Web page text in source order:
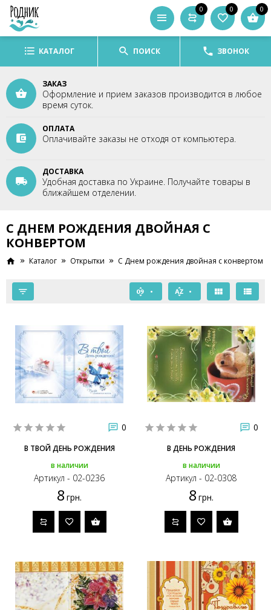
0 0 0
КАТАЛОГ ПОИСК ЗВОНОК
ЗАКАЗ
Оформление и прием заказов производится в любое
время суток.
ОПЛАТА
Оплачивайте заказы не отходя от компьютера.
ДОСТАВКА
Удобная доставка по Украине. Получайте товары в
ближайшем отделении.
C ДНЕМ РОЖДЕНИЯ ДВОЙНАЯ С
КОНВЕРТОМ
Каталог Открытки C Днем рождения двойная с конвертом
0
В ТВОЙ ДЕНЬ РОЖДЕНИЯ
в наличии
Артикул - 02-0236
8 грн.
0
В ДЕНЬ РОЖДЕНИЯ
в наличии
Артикул - 02-0308
8 грн.